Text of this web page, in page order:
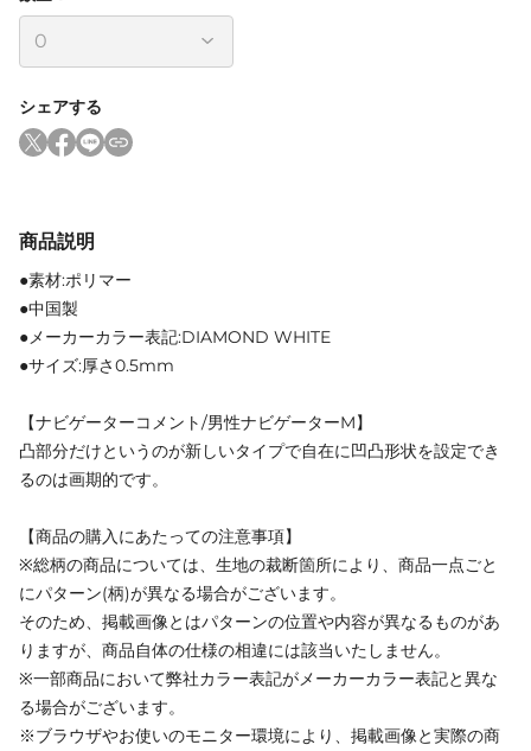
シェアする
商品説明
●素材:ポリマー
●中国製
●メーカーカラー表記:DIAMOND WHITE
●サイズ:厚さ0.5mm
【ナビゲーターコメント/男性ナビゲーターM】
凸部分だけというのが新しいタイプで自在に凹凸形状を設定でき
るのは画期的です。
【商品の購入にあたっての注意事項】
※総柄の商品については、生地の裁断箇所により、商品一点ごと
にパターン(柄)が異なる場合がございます。
そのため、掲載画像とはパターンの位置や内容が異なるものがあ
りますが、商品自体の仕様の相違には該当いたしません。
※一部商品において弊社カラー表記がメーカーカラー表記と異な
る場合がございます。
※ブラウザやお使いのモニター環境により、掲載画像と実際の商